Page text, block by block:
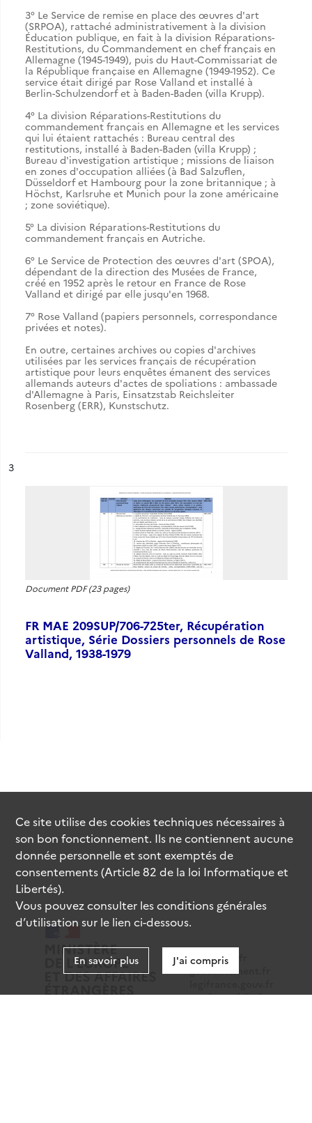
3° Le Service de remise en place des œuvres d'art
(SRPOA), rattaché administrativement à la division
Éducation publique, en fait à la division Réparations-
Restitutions, du Commandement en chef français en
Allemagne (1945-1949), puis du Haut-Commissariat de
la République française en Allemagne (1949-1952). Ce
service était dirigé par Rose Valland et installé à
Berlin-Schulzendorf et à Baden-Baden (villa Krupp).
4° La division Réparations-Restitutions du
commandement français en Allemagne et les services
qui lui étaient rattachés : Bureau central des
restitutions, installé à Baden-Baden (villa Krupp) ;
Bureau d'investigation artistique ; missions de liaison
en zones d'occupation alliées (à Bad Salzuflen,
Düsseldorf et Hambourg pour la zone britannique ; à
Höchst, Karlsruhe et Munich pour la zone américaine
; zone soviétique).
5° La division Réparations-Restitutions du
commandement français en Autriche.
6° Le Service de Protection des œuvres d'art (SPOA),
dépendant de la direction des Musées de France,
créé en 1952 après le retour en France de Rose
Valland et dirigé par elle jusqu'en 1968.
7° Rose Valland (papiers personnels, correspondance
privées et notes).
En outre, certaines archives ou copies d'archives
utilisées par les services français de récupération
artistique pour leurs enquêtes émanent des services
allemands auteurs d'actes de spoliations : ambassade
d'Allemagne à Paris, Einsatzstab Reichsleiter
Rosenberg (ERR), Kunstschutz.
n°
3
Document PDF (23 pages)
FR MAE 209SUP/706-725ter, Récupération
artistique, Série Dossiers personnels de Rose
Valland, 1938-1979
data.gouv.fr
gouvernement.fr
service-public.fr
Ce site utilise descookiestechniques nécessaires à
son bon fonctionnement. Ils ne contiennent aucune
donnée personnelle et sont exemptés de
consentements (Article 82 de la loi Informatique et
Libertés).
Vous pouvez consulter les conditions générales
d’utilisation sur le lien ci-dessous.
En savoir plus J'ai compris